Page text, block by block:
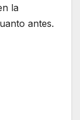
la
antes.